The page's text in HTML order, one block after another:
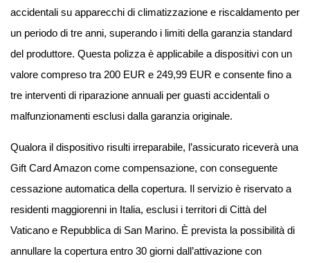
accidentali su apparecchi di climatizzazione e riscaldamento per
un periodo di tre anni, superando i limiti della garanzia standard
del produttore. Questa polizza è applicabile a dispositivi con un
valore compreso tra 200 EUR e 249,99 EUR e consente fino a
tre interventi di riparazione annuali per guasti accidentali o
malfunzionamenti esclusi dalla garanzia originale.
Qualora il dispositivo risulti irreparabile, l’assicurato riceverà una
Gift Card Amazon come compensazione, con conseguente
cessazione automatica della copertura. Il servizio è riservato a
residenti maggiorenni in Italia, esclusi i territori di Città del
Vaticano e Repubblica di San Marino. È prevista la possibilità di
annullare la copertura entro 30 giorni dall’attivazione con